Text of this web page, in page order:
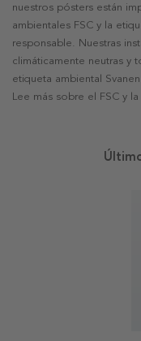
nuestros pósters están
ambientales FSC y la
responsable. Nuestras
climáticamente neutras y
etiqueta ambiental
Lee más sobre el FSC y